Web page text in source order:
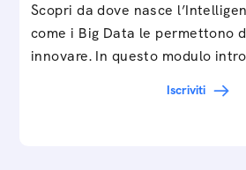
Scopri da dove nasce
come i Big Data le permettono
innovare. In questo modulo
Iscriviti